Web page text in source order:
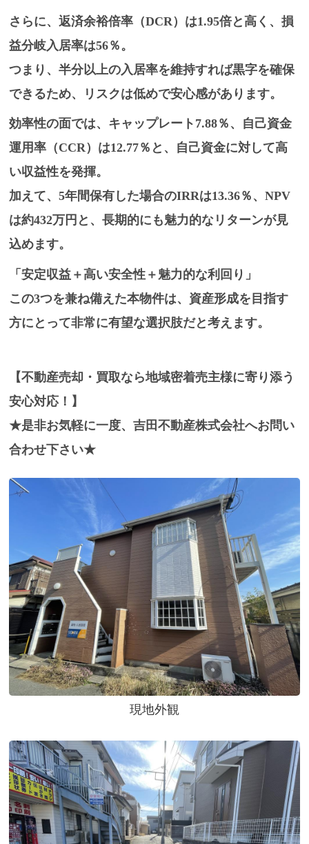
さらに、返済余裕倍率（DCR）は1.95倍と高く、損
益分岐入居率は56％ 。
つまり、半分以上の入居率を維持すれば黒字を確保
できるため、
リスクは低めで安心感があります。
効率性の面では、 キャップレート7.88％ 、自己資金
運用率（CCR）は12.77％ と、自己資金に対して高
い収益性を発揮。
加えて、5年間保有した場合のIRRは13.36％ 、NPV
は約432万円 と、長期的にも魅力的なリターンが見
込めます。
「安定収益＋高い安全性＋魅力的な利回り」
この3つを兼ね備えた本物件は、資産形成を目指す
方にとって非常に有望な選択肢だと考えます。
【不動産売却・買取なら地域密着売主様に寄り添う
安心対応！】
★是非お気軽に一度、吉田不動産株式会社へお問い
合わせ下さい★
現地外観